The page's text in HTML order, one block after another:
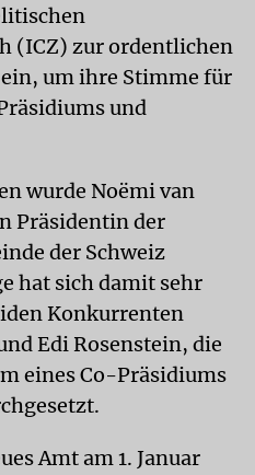
(ICZ) zur ordentlichen
um ihre Stimme für
und
wurde Noëmi van
Präsidentin der
der Schweiz
hat sich damit sehr
Konkurrenten
Edi Rosenstein, die
eines Co-Präsidiums
Amt am 1. Januar